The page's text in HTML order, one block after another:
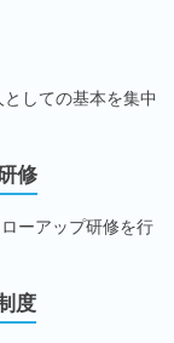
しての基本を集中
修
ーアップ研修を行
度